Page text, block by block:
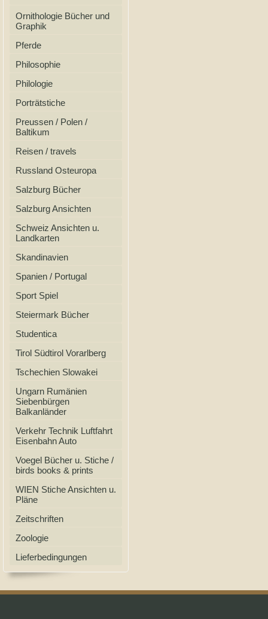
Ornithologie Bücher und
Graphik
Pferde
Philosophie
Philologie
Porträtstiche
Preussen / Polen /
Baltikum
Reisen / travels
Russland Osteuropa
Salzburg Bücher
Salzburg Ansichten
Schweiz Ansichten u.
Landkarten
Skandinavien
Spanien / Portugal
Sport Spiel
Steiermark Bücher
Studentica
Tirol Südtirol Vorarlberg
Tschechien Slowakei
Ungarn Rumänien
Siebenbürgen
Balkanländer
Verkehr Technik Luftfahrt
Eisenbahn Auto
Voegel Bücher u. Stiche /
birds books & prints
WIEN Stiche Ansichten u.
Pläne
Zeitschriften
Zoologie
Lieferbedingungen